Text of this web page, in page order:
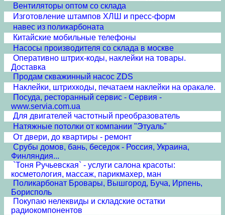
Вентиляторы оптом со склада
Изготовление штампов ХЛШ и пресс-форм
навес из поликарбоната
Китайские мобильные телефоны
Насосы производителя со склада в москве
Оперативно штрих-коды, наклейки на товары.
Доставка
Продам скважинный насос ZDS
Наклейки, штрихкоды, печатаем наклейки на оракале.
Посуда, ресторанный сервис - Сервия -
www.servia.com.ua
Для двигателей частотный преобразователь
Натяжные потолки от компании "Этуаль"
От двери, до квартиры - ремонт
Срубы домов, бань, беседок - Россия, Украина,
Финляндия...
`Тоня Ручьевская` - услуги салона красоты:
косметология, массаж, парикмахер, ман
Поликарбонат Бровары, Вышгород, Буча, Ирпень,
Борисполь
Покупаю нелеквиды и складские остатки
радиокомпонентов